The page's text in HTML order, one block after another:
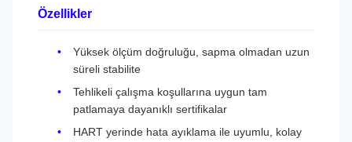
Özellikler
Yüksek ölçüm doğruluğu, sapma olmadan uzun
süreli stabilite
Tehlikeli çalışma koşullarına uygun tam
patlamaya dayanıklı sertifikalar
HART yerinde hata ayıklama ile uyumlu, kolay